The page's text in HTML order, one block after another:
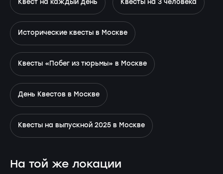
Квест на каждый день Квесты на 3 человека
Исторические квесты в Москве
Квесты «Побег из тюрьмы» в Москве
День Квестов в Москве
Квесты на выпускной 2025 в Москве
На той же локации